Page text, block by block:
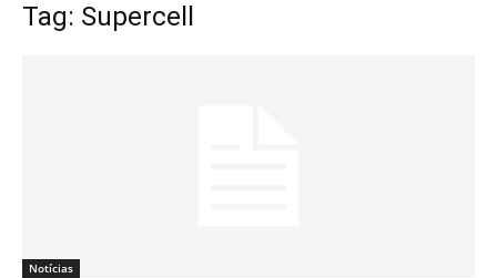
Tag: Supercell
Notícias